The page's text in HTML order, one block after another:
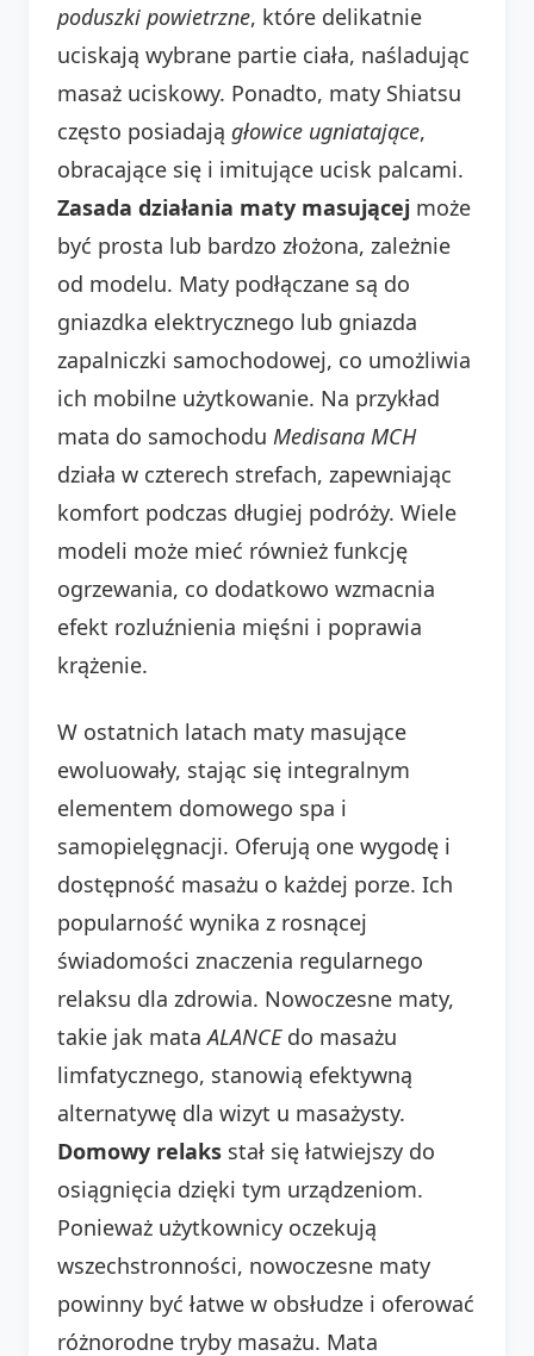
poduszki powietrzne, które delikatnie
uciskają wybrane partie ciała, naśladując
masaż uciskowy. Ponadto, maty Shiatsu
często posiadają głowice ugniatające,
obracające się i imitujące ucisk palcami.
Zasada działania maty masującej może
być prosta lub bardzo złożona, zależnie
od modelu. Maty podłączane są do
gniazdka elektrycznego lub gniazda
zapalniczki samochodowej, co umożliwia
ich mobilne użytkowanie. Na przykład
mata do samochodu Medisana MCH
działa w czterech strefach, zapewniając
komfort podczas długiej podróży. Wiele
modeli może mieć również funkcję
ogrzewania, co dodatkowo wzmacnia
efekt rozluźnienia mięśni i poprawia
krążenie.
W ostatnich latach maty masujące
ewoluowały, stając się integralnym
elementem domowego spa i
samopielęgnacji. Oferują one wygodę i
dostępność masażu o każdej porze. Ich
popularność wynika z rosnącej
świadomości znaczenia regularnego
relaksu dla zdrowia. Nowoczesne maty,
takie jak mataALANCEdo masażu
limfatycznego, stanowią efektywną
alternatywę dla wizyt u masażysty.
Domowy relaks stał się łatwiejszy do
osiągnięcia dzięki tym urządzeniom.
Ponieważ użytkownicy oczekują
wszechstronności, nowoczesne maty
powinny być łatwe w obsłudze i oferować
różnorodne tryby masażu. Mata